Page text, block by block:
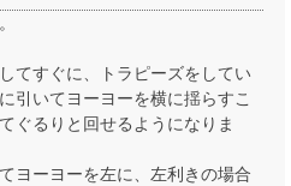
てすぐに、トラピーズをしてい
引いてヨーヨーを横に揺らすこ
ぐるりと回せるようになりま
ヨーヨーを左に、左利きの場合